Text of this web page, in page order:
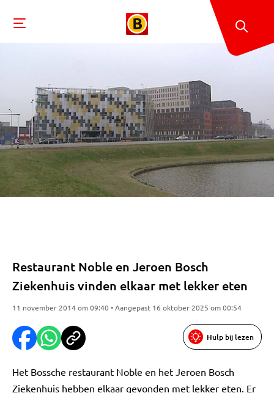
Restaurant Noble en Jeroen Bosch
Ziekenhuis vinden elkaar met lekker eten
11 november 2014 om 09:40 • Aangepast 16 oktober 2025 om 00:54
Hulp bij lezen
Het Bossche restaurant Noble en het Jeroen Bosch
Ziekenhuis hebben elkaar gevonden met lekker eten. Er